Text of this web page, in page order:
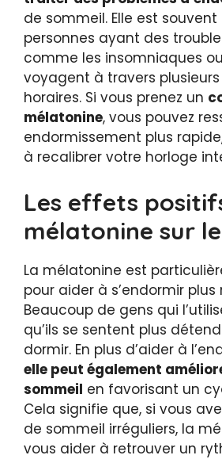
de sommeil. Elle est
personnes ayant des
comme les insomniaques
voyagent à travers
horaires. Si vous prenez un
mélatonine, vous pouvez
endormissement plus
à recalibrer votre horloge
Les effets
mélatonine sur
La mélatonine est
pour aider à s’endormir
Beaucoup de gens qui
qu’ils se sentent plus
dormir. En plus d’aider à
elle peut également
sommeil en favorisant un
Cela signifie que, si vous
de sommeil irréguliers, la
vous aider à retrouver un